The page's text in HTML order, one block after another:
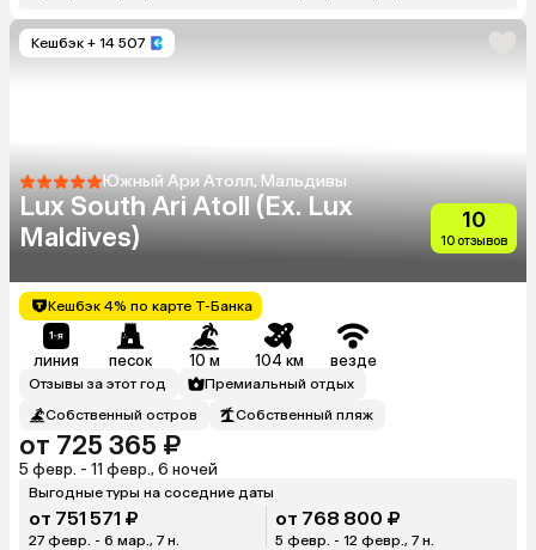
Кешбэк + 14 507
Южный Ари Атолл, Мальдивы
Lux South Ari Atoll (Ex. Lux
Maldives)
10
10 отзывов
Кешбэк 4% по карте Т-Банка
линия песок 10 м 104 км везде
Отзывы за этот год
Премиальный отдых
Собственный остров
Собственный пляж
от 725 365 ₽
5 февр. - 11 февр., 6 ночей
Выгодные туры на соседние даты
от 751 571 ₽
27 февр. - 6 мар., 7 н.
от 768 800 ₽
5 февр. - 12 февр., 7 н.